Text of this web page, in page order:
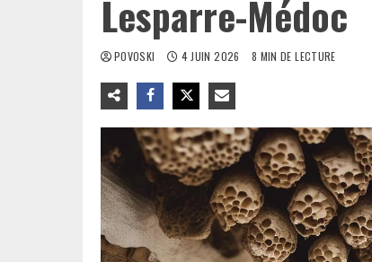
Lesparre-Médoc
POVOSKI 4 JUIN 2026 8 MIN DE LECTURE